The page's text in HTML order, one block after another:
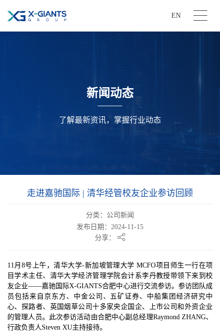
EN
新闻动态
了解最新资讯，掌握行业动态
走进嘉驰国际 | 清华经管校友企业参访回顾
分类：公司新闻
发布日期：2024-11-15
分享：
11月8号上午，清华大学-新加坡管理大学 MCFO项目师生一行在项
目学术主任、清华大学经济管理学院会计系李丹教授带领下来到校
友企业——嘉驰国际X-GIANTS合肥中心进行交流参访。参访团队成
员包括来自京东方、中金公司、五矿证券、中船集团经济研究中
心、探路者、英国烟草公司十多家央企国企、上市公司和外资企业
的管理人员。此次参访活动由合肥中心副总经理Raymond ZHANG、
行政负责人Steven XU主持接待。